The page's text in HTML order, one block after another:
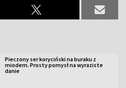
Pieczony ser koryciński na buraku z
miodem. Prosty pomysł na wyraziste
danie